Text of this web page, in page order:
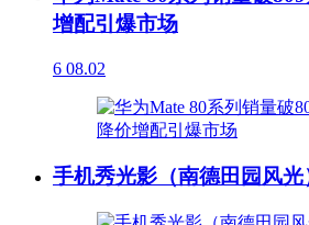
增配引爆市场
6 08.02
手机秀光影（南德田园风光